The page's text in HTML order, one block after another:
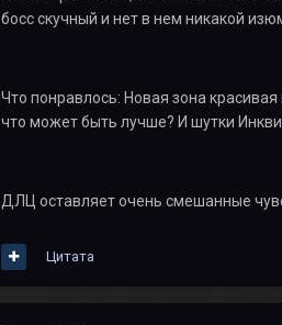
босс скучный и нет в нем никакой
Что понравлось: Новая зона
что может быть лучше? И шутки
ДЛЦ оставляет очень смешанные
Цитата